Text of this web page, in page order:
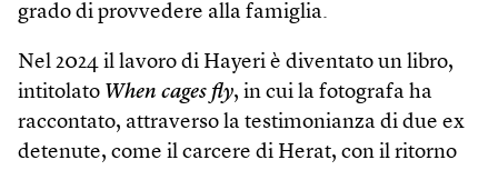
grado di provvedere alla famiglia.
Nel 2024 il lavoro di Hayeri è diventato un libro,
intitolato When cages fly, in cui la fotografa ha
raccontato, attraverso la testimonianza di due ex
detenute, come il carcere di Herat, con il ritorno